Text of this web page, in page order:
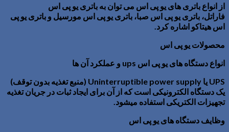
از انواع باتری های یو پی اس می توان به باتری یو پی اس
فاراتل، باتری یو پی اس صبا، باتری یو پی اس مورسیل و باتری یو پی
اس هیتاکو اشاره کرد.
محصولات یو پی اس
انواع دستگاه های یو پی اس ups و عملکرد آن ها
UPS یا Uninterruptible power supply (منبع تغذیه بدون توقف)
یک دستگاه الکترونیکی است که از آن برای ایجاد ثبات در جریان تغذیه
تجهیزات الکتریکی استفاده میشود.
وظایف دستگاه های یو پی اس